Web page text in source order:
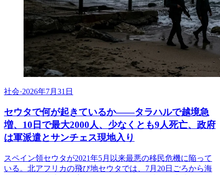
社会·2026年7月31日
セウタで何が起きているか——タラハルで越境急
増、10日で最大2000人、少なくとも9人死亡、政府
は軍派遣とサンチェス現地入り
スペイン領セウタが2021年5月以来最悪の移民危機に陥って
いる。北アフリカの飛び地セウタでは、7月20日ごろから海